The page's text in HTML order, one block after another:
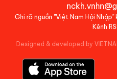
Ghi rõ nguồn "Việt Nam Hội
Kênh
Designed & developed by